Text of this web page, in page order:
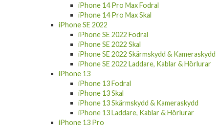
iPhone 14 Pro Max Fodral
iPhone 14 Pro Max Skal
iPhone SE 2022
iPhone SE 2022 Fodral
iPhone SE 2022 Skal
iPhone SE 2022 Skärmskydd & Kameraskydd
iPhone SE 2022 Laddare, Kablar & Hörlurar
iPhone 13
iPhone 13 Fodral
iPhone 13 Skal
iPhone 13 Skärmskydd & Kameraskydd
iPhone 13 Laddare, Kablar & Hörlurar
iPhone 13 Pro